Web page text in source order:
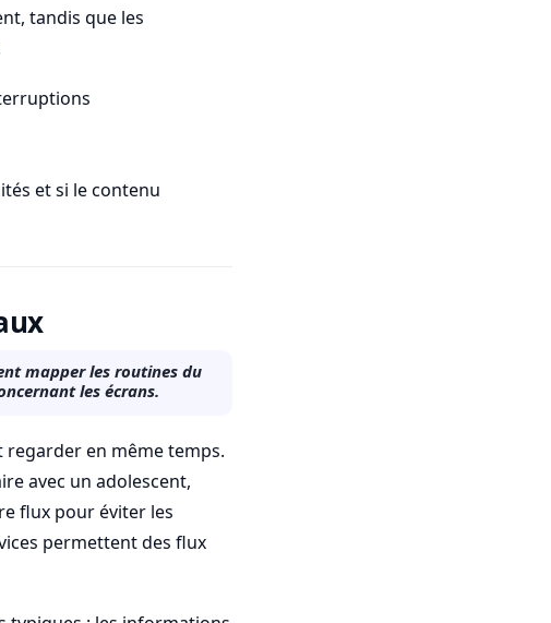
tandis que les
et si le contenu
mapper les routines du
les écrans.
en même temps.
avec un adolescent,
flux pour éviter les
permettent des flux